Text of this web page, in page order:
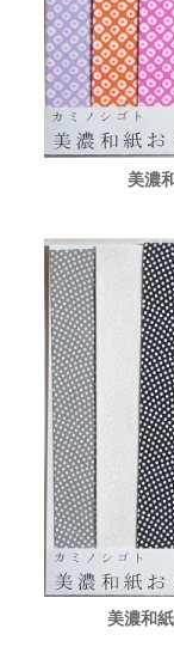
美濃
美濃和